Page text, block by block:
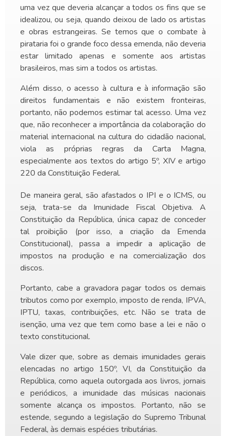
De maneira geral, são afastados o IPI e o ICMS, ou
seja, trata-se da Imunidade Fiscal Objetiva. A
Constituição da República, única capaz de conceder
tal proibição (por isso, a criação da Emenda
Constitucional), passa a impedir a aplicação de
impostos na produção e na comercialização dos
discos.
Portanto, cabe a gravadora pagar todos os demais
tributos como por exemplo, imposto de renda, IPVA,
IPTU, taxas, contribuições, etc. Não se trata de
isenção, uma vez que tem como base a lei e não o
texto constitucional.
Vale dizer que, sobre as demais imunidades gerais
elencadas no artigo 150º, VI, da Constituição da
República, como aquela outorgada aos livros, jornais
e periódicos, a imunidade das músicas nacionais
somente alcança os impostos. Portanto, não se
estende, segundo a legislação do Supremo Tribunal
Federal, às demais espécies tributárias.
uma vez que deveria alcançar a todos os fins que se
idealizou, ou seja, quando deixou de lado os artistas
e obras estrangeiras. Se temos que o combate à
pirataria foi o grande foco dessa emenda, não deveria
estar limitado apenas e somente aos artistas
brasileiros, mas sim a todos os artistas.
Além disso, o acesso à cultura e à informação são
direitos fundamentais e não existem fronteiras,
portanto, não podemos estimar tal acesso. Uma vez
que, não reconhecer a importância da colaboração do
material internacional na cultura do cidadão nacional,
viola as próprias regras da Carta Magna,
especialmente aos textos do artigo 5º, XIV e artigo
220 da Constituição Federal.